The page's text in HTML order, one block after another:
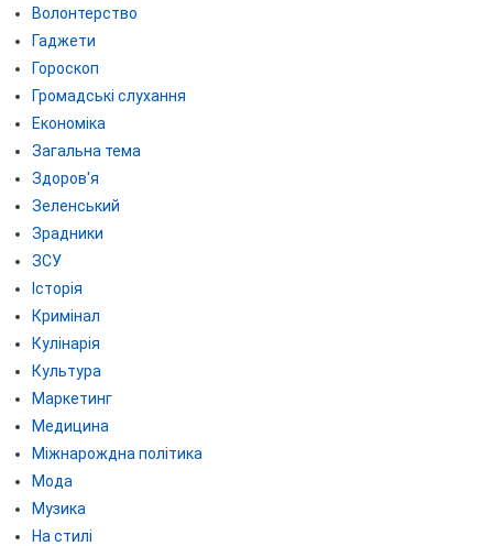
Волонтерство
Гаджети
Гороскоп
Громадські слухання
Економіка
Загальна тема
Здоров'я
Зеленський
Зрадники
ЗСУ
Історія
Кримінал
Кулінарія
Культура
Маркетинг
Медицина
Міжнарождна політика
Мода
Музика
На стилі